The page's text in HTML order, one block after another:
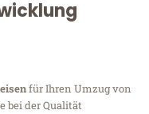
für Ihren Umzug von
bei der Qualität